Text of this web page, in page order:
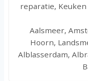
reparatie,
Aalsmeer,
Hoorn,
Alblasserdam,